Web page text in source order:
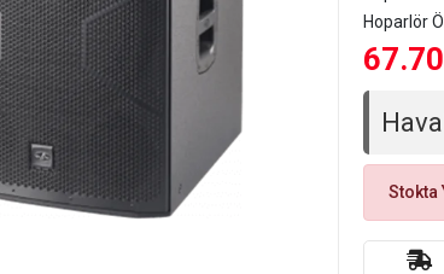
Hoparlör
Stokta